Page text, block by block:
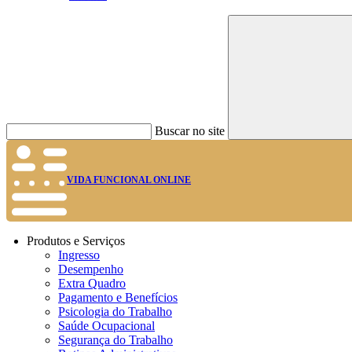
Buscar no site
VIDA FUNCIONAL ONLINE
Produtos e Serviços
Ingresso
Desempenho
Extra Quadro
Pagamento e Benefícios
Psicologia do Trabalho
Saúde Ocupacional
Segurança do Trabalho